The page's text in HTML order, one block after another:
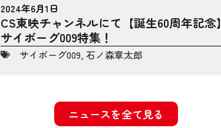
2024年6月1日
CS東映チャンネルにて【誕生60周年記念】
サイボーグ009特集！
サイボーグ009,石ノ森章太郎
ニュースを全て見る